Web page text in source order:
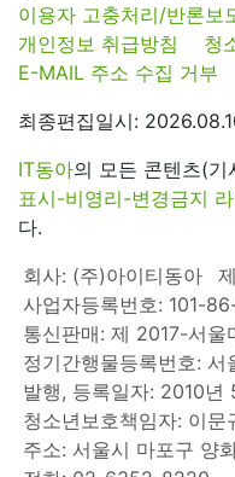
이용자 고충처리/반론보
개인정보 취급방침
청
E-MAIL 주소 수집 거부
최종편집일시:
IT동아의 모든 콘텐츠(기
표시-비영리-변경금지
다.
회사: (주)아이티동아
사업자등록번호: 101-
통신판매: 제 2017-서울
정기간행물등록번호: 서
발행, 등록일자: 2010년
청소년보호책임자: 이문
주소: 서울시 마포구